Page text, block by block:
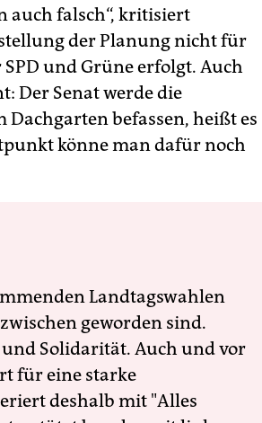
auch falsch“, kritisiert
der Planung nicht für
und Grüne erfolgt. Auch
Der Senat werde die
befassen, heißt es
könne man dafür noch
Landtagswahlen
geworden sind.
Solidarität. Auch und vor
für eine starke
deshalb mit "Alles